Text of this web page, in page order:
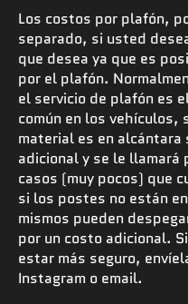
Los costos por plafón,
separado, si usted
que desea ya que es
por el plafón.
el servicio de plafón es
común en los vehículos,
material es en
adicional y se le
casos (muy pocos) que
si los postes no están
mismos pueden
por un costo adicional.
estar más seguro,
Instagram o email.